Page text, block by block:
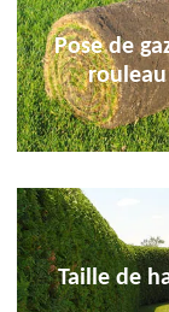
Pose de
Taille de